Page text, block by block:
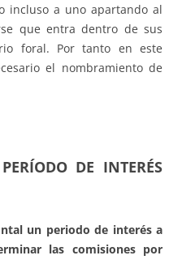
incluso a uno apartando al
que entra dentro de sus
foral. Por tanto en este
el nombramiento de
DE INTERÉS
un periodo de interés a
las comisiones por